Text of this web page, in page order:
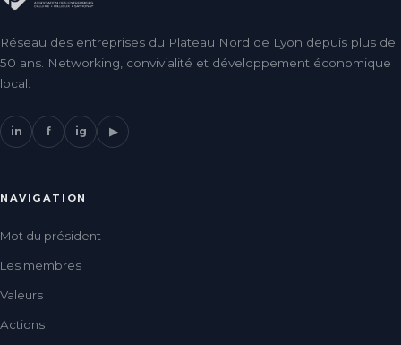
Réseau des entreprises du Plateau Nord de Lyon depuis plus de
50 ans. Networking, convivialité et développement économique
local.
in f ig ▶
NAVIGATION
Mot du président
Les membres
Valeurs
Actions